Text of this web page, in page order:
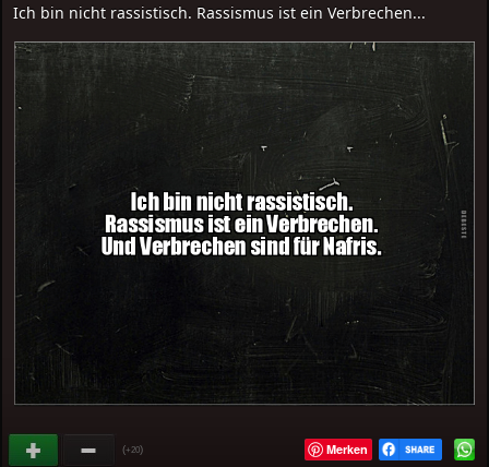
Ich bin nicht rassistisch. Rassismus ist ein Verbrechen...
(+20) Merken